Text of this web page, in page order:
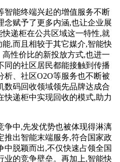
智能终端兴起的增值服务不断
念赋予了更多内涵,也让企业展
递柜在公共区域这一特性,就
,而且相较于其它媒介,智能快
性价比的新投放方式,也进一
同的社区居民都能接触到传播
析、社区O2O等服务也不断被
数码回收领域领先品牌达成合
快递柜中实现回收的模式,助力
争中,先发优势也被体现得淋漓
推出智能末端服务,符合国家政
中脱颖而出,不仅快速占领全国
业的竞争壁垒。再加上,智能快